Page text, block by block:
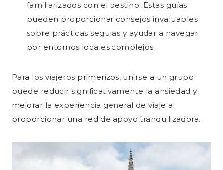
familiarizados con el destino. Estas guías
pueden proporcionar consejos invaluables
sobre prácticas seguras y ayudar a navegar
por entornos locales complejos.
Para los viajeros primerizos, unirse a un grupo
puede reducir significativamente la ansiedad y
mejorar la experiencia general de viaje al
proporcionar una red de apoyo tranquilizadora.